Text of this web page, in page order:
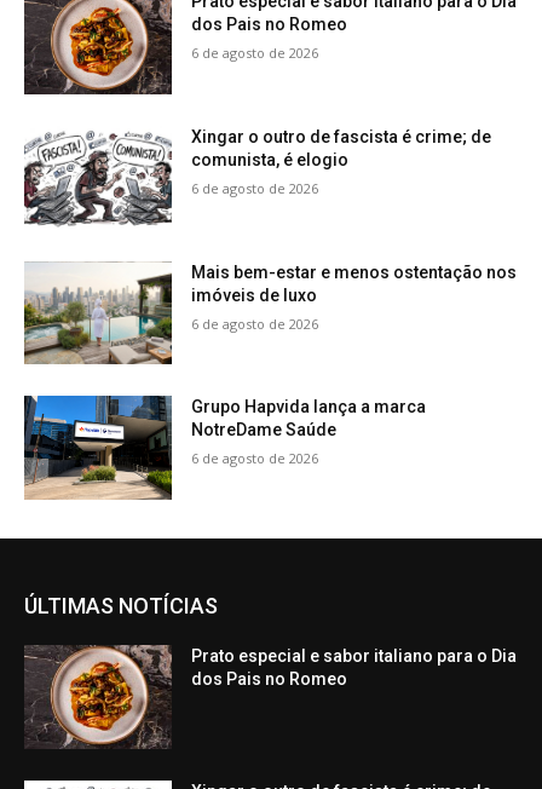
dos Pais no Romeo
6 de agosto de 2026
Xingar o outro de fascista é crime; de
comunista, é elogio
6 de agosto de 2026
Mais bem-estar e menos ostentação nos
imóveis de luxo
6 de agosto de 2026
Grupo Hapvida lança a marca
NotreDame Saúde
6 de agosto de 2026
ÚLTIMAS NOTÍCIAS
Prato especial e sabor italiano para o Dia
dos Pais no Romeo